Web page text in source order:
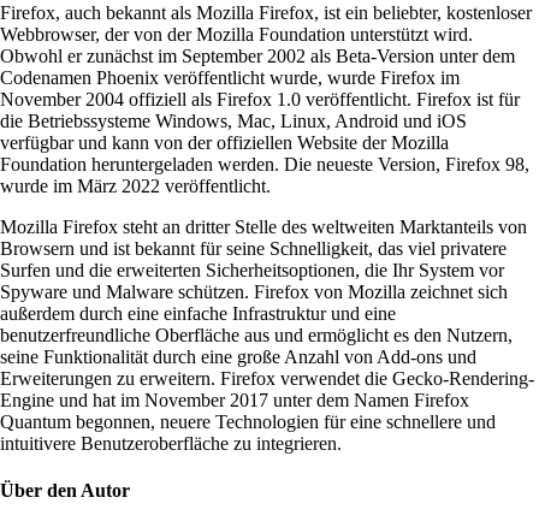
Firefox, auch bekannt als Mozilla Firefox, ist ein beliebter, kostenloser
Webbrowser, der von der Mozilla Foundation unterstützt wird.
Obwohl er zunächst im September 2002 als Beta-Version unter dem
Codenamen Phoenix veröffentlicht wurde, wurde Firefox im
November 2004 offiziell als Firefox 1.0 veröffentlicht. Firefox ist für
die Betriebssysteme Windows, Mac, Linux, Android und iOS
verfügbar und kann von der offiziellen Website der Mozilla
Foundation heruntergeladen werden. Die neueste Version, Firefox 98,
wurde im März 2022 veröffentlicht.
Mozilla Firefox steht an dritter Stelle des weltweiten Marktanteils von
Browsern und ist bekannt für seine Schnelligkeit, das viel privatere
Surfen und die erweiterten Sicherheitsoptionen, die Ihr System vor
Spyware und Malware schützen. Firefox von Mozilla zeichnet sich
außerdem durch eine einfache Infrastruktur und eine
benutzerfreundliche Oberfläche aus und ermöglicht es den Nutzern,
seine Funktionalität durch eine große Anzahl von Add-ons und
Erweiterungen zu erweitern. Firefox verwendet die Gecko-Rendering-
Engine und hat im November 2017 unter dem Namen Firefox
Quantum begonnen, neuere Technologien für eine schnellere und
intuitivere Benutzeroberfläche zu integrieren.
Über den Autor